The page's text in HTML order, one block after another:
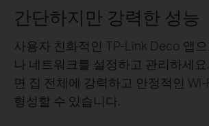
간단하지만 강력한 성능
사용자 친화적인 TP-Link Deco 앱
나 네트워크를 설정하고 관리하세
면 집 전체에 강력하고 안정적인
형성할 수 있습니다.